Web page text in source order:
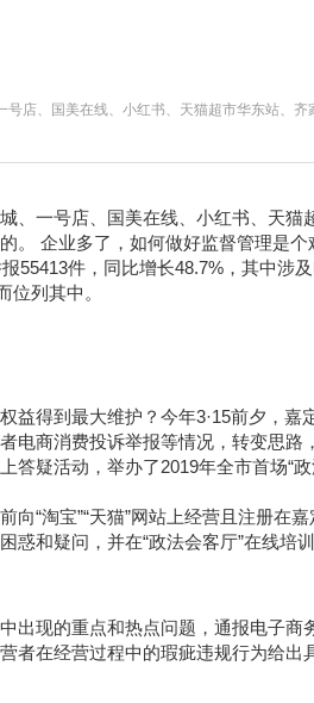
店、国美在线、小红书、天猫超市华东站、齐
、一号店、国美在线、小红书、天猫
。 企业多了，如何做好监督管理是个
55413件，同比增长48.7%，其中涉
列其中。
益得到最大维护？今年3·15前夕，嘉
电商消费投诉举报等情况，转变思路，
答疑活动，举办了2019年全市首场“
“淘宝”“天猫”网站上经营且注册在嘉
和疑问，并在“政法会客厅”在线培
出现的重点和热点问题，通报电子商
者在经营过程中的瑕疵违规行为给出